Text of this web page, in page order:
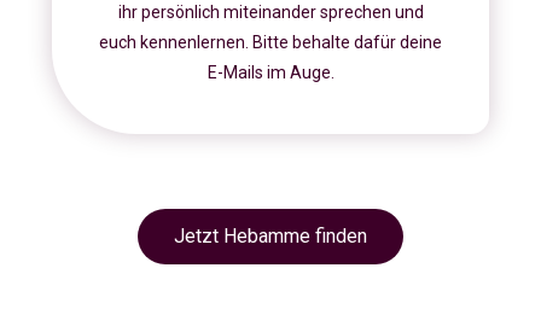
ihr persönlich miteinander sprechen und
euch kennenlernen. Bitte behalte dafür deine
E-Mails im Auge.
Jetzt Hebamme finden